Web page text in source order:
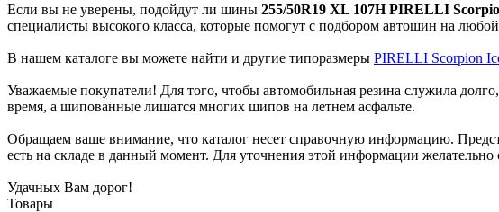
Если вы не уверены, подойдут ли шины 255/50R19 XL 107H PIRELLI
специалисты высокого класса, которые помогут с подбором автошин на
В нашем каталоге вы можете найти и другие типоразмеры PIRELLI Scorpion
Уважаемые покупатели! Для того, чтобы автомобильная резина служила
время, а шипованные лишатся многих шипов на летнем асфальте.
Обращаем ваше внимание, что каталог несет справочную информацию.
есть на складе в данный момент. Для уточнения этой информации желательно
Удачных Вам дорог!
Товары